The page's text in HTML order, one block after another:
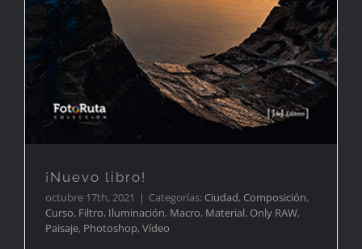
¡Nuevo libro!
octubre 17th, 2021 | Categorías: Ciudad, Composición,
Curso, Filtro, Iluminación, Macro, Material, Only RAW,
Paisaje, Photoshop, Vídeo